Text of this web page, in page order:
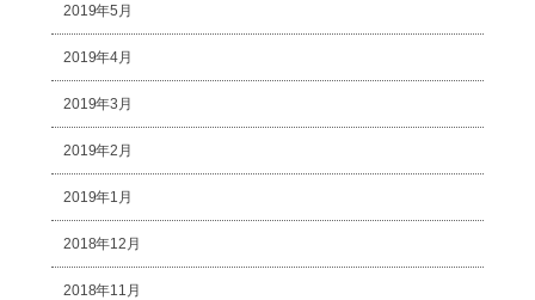
2019年5月
2019年4月
2019年3月
2019年2月
2019年1月
2018年12月
2018年11月